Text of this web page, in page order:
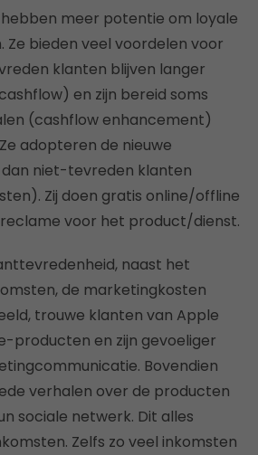
meer potentie om loyale
Ze bieden veel voordelen voor
klanten blijven langer
en zijn bereid soms
(cashflow enhancement)
adopteren de nieuwe
niet-tevreden klanten
Zij doen gratis online/offline
voor het product/dienst.
naast het
de marketingkosten
trouwe klanten van Apple
producten en zijn gevoeliger
Bovendien
verhalen over de producten
sociale netwerk. Dit alles
Zelfs zo veel inkomsten